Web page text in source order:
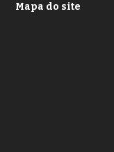
Mapa do site